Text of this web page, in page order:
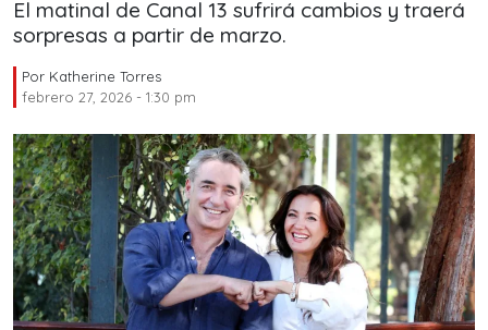
El matinal de Canal 13 sufrirá cambios y traerá
sorpresas a partir de marzo.
Por Katherine Torres
febrero 27, 2026 - 1:30 pm